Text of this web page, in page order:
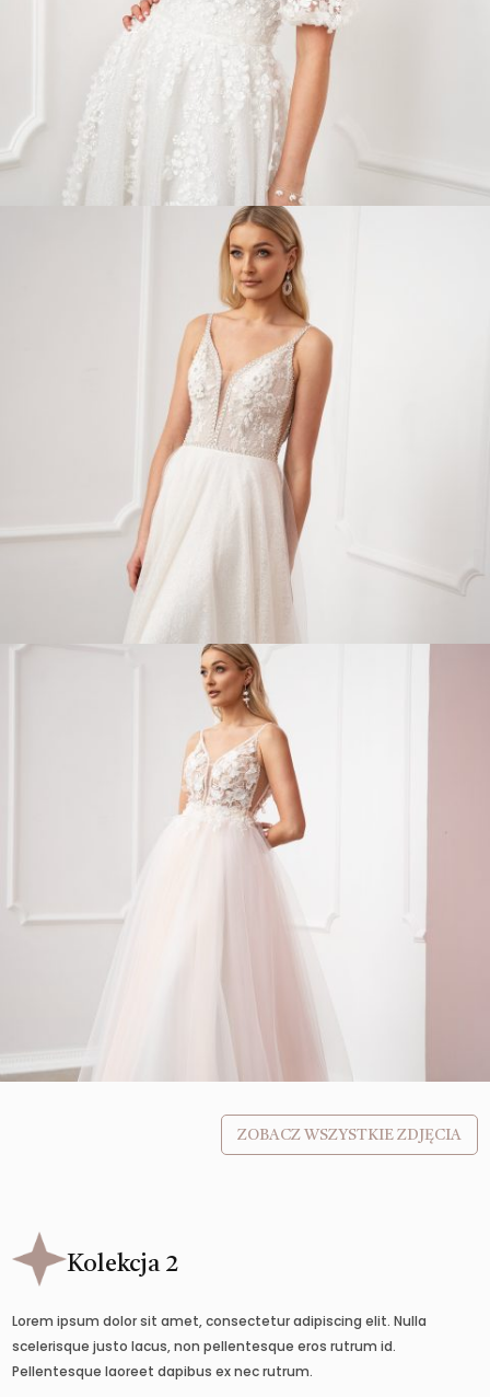
ZOBACZ WSZYSTKIE ZDJĘCIA
Kolekcja 2
Lorem ipsum dolor sit amet, consectetur adipiscing elit. Nulla
scelerisque justo lacus, non pellentesque eros rutrum id.
Pellentesque laoreet dapibus ex nec rutrum.